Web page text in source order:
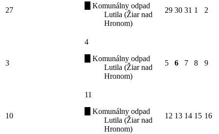
27
Komunálny odpad
Lutila (Žiar nad
Hronom)
29 30 31 1 2
3
4
Komunálny odpad
Lutila (Žiar nad
Hronom)
5 6 7 8 9
10
11
Komunálny odpad
Lutila (Žiar nad
Hronom)
12 13 14 15 16